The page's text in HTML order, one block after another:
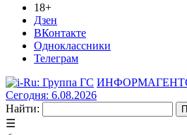
18+
Дзен
ВКонтакте
Одноклассники
Телеграм
Сегодня: 6.08.2026
Найти:
☰